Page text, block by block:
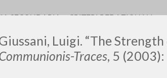
Luigi. “The
Traces, 5
SECONDARIA CRITERI REDAZIONALI